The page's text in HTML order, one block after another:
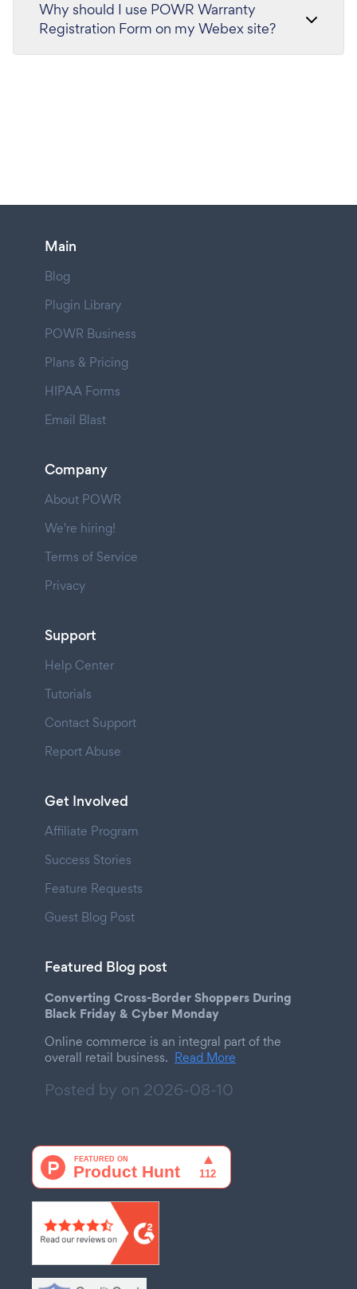
Why should I use POWR Warranty
Registration Form on my Webex site?
Main
Blog
Plugin Library
POWR Business
Plans & Pricing
HIPAA Forms
Email Blast
Company
About POWR
We're hiring!
Terms of Service
Privacy
Support
Help Center
Tutorials
Contact Support
Report Abuse
Get Involved
Affiliate Program
Success Stories
Feature Requests
Guest Blog Post
Featured Blog post
Converting Cross-Border Shoppers During
Black Friday & Cyber Monday
Online commerce is an integral part of the
overall retail business. Read More
Posted by on 2026-08-10